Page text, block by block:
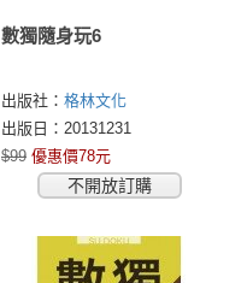
數獨隨身玩6
出版社： 格林文化
出版日：20131231
$99 優惠價78元
不開放訂購